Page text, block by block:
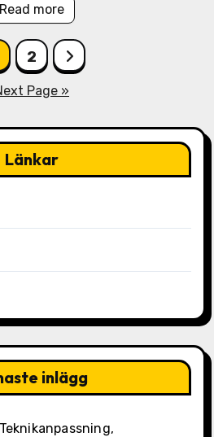
Read more
2
Page »
Länkar
inlägg